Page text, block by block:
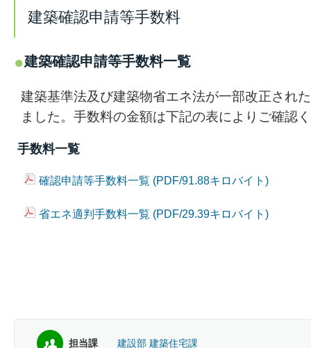
建築確認申請等手数料
建築確認申請等手数料一覧
建築基準法及び建築物省エネ法が一部改正され
ました。手数料の金額は下記の表によりご確認
手数料一覧
確認申請等手数料一覧 (PDF/91.88キロバイト)
省エネ適判手数料一覧 (PDF/29.39キロバイト)
担当課 建設部 建築住宅課